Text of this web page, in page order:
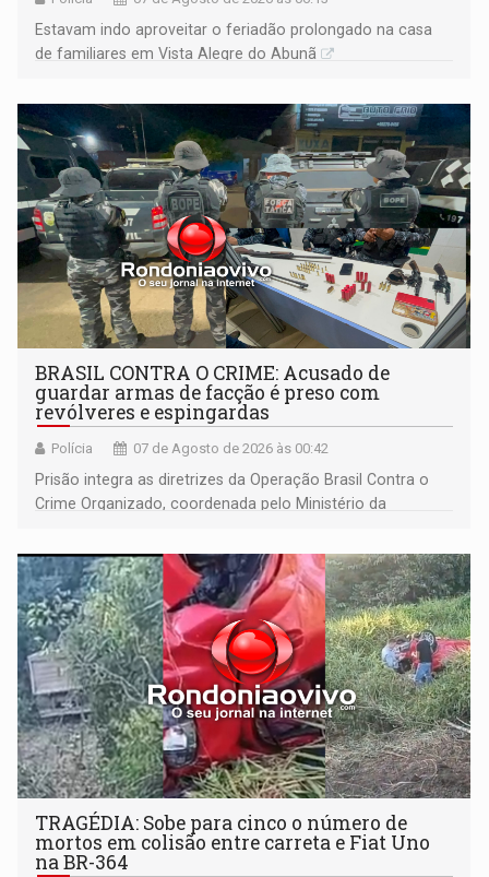
Estavam indo aproveitar o feriadão prolongado na casa
de familiares em Vista Alegre do Abunã
BRASIL CONTRA O CRIME: Acusado de
guardar armas de facção é preso com
revólveres e espingardas
Polícia 07 de Agosto de 2026 às 00:42
Prisão integra as diretrizes da Operação Brasil Contra o
Crime Organizado, coordenada pelo Ministério da
TRAGÉDIA: Sobe para cinco o número de
mortos em colisão entre carreta e Fiat Uno
na BR-364